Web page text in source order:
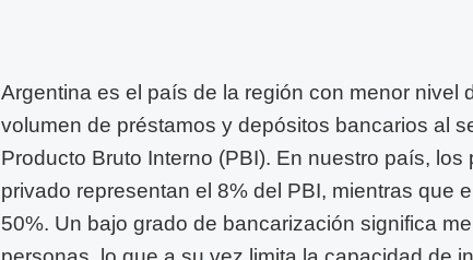
Argentina es el país de la región con menor nivel
volumen de préstamos y depósitos bancarios al
Producto Bruto Interno (PBI). En nuestro país,
privado representan el 8% del PBI, mientras que
50%. Un bajo grado de bancarización significa